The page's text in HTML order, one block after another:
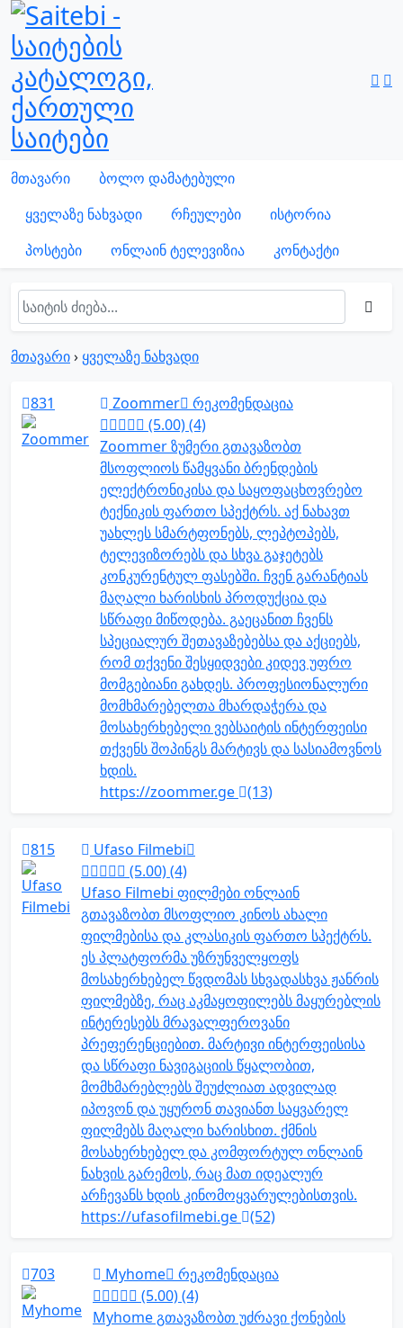
მთავარი
ბოლო დამატებული
ყველაზე ნახვადი
რჩეულები
ისტორია
პოსტები
ონლაინ ტელევიზია კონტაქტი
მთავარი› ყველაზე ნახვადი
831 Zoommer
რეკომენდაცია
(5.00) (4)
Zoommer ზუმერი გთავაზობთ
მსოფლიოს წამყვანი ბრენდების
ელექტრონიკისა და საყოფაცხოვრებო
ტექნიკის ფართო სპექტრს. აქ ნახავთ
უახლეს სმარტფონებს, ლეპტოპებს,
ტელევიზორებს და სხვა გაჯეტებს
კონკურენტულ ფასებში. ჩვენ გარანტიას
მაღალი ხარისხის პროდუქცია და
სწრაფი მიწოდება. გაეცანით ჩვენს
სპეციალურ შეთავაზებებსა და აქციებს,
რომ თქვენი შესყიდვები კიდევ უფრო
მომგებიანი გახდეს. პროფესიონალური
მომხმარებელთა მხარდაჭერა და
მოსახერხებელი ვებსაიტის ინტერფეისი
თქვენს შოპინგს მარტივს და სასიამოვნოს
ხდის.
https://zoommer.ge
(13)
815
Ufaso Filmebi
(5.00) (4)
Ufaso Filmebi ფილმები ონლაინ
გთავაზობთ მსოფლიო კინოს ახალი
ფილმებისა და კლასიკის ფართო სპექტრს.
ეს პლატფორმა უზრუნველყოფს
მოსახერხებელ წვდომას სხვადასხვა ჟანრის
ფილმებზე, რაც აკმაყოფილებს მაყურებლის
ინტერესებს მრავალფეროვანი
პრეფერენციებით. მარტივი ინტერფეისისა
და სწრაფი ნავიგაციის წყალობით,
მომხმარებლებს შეუძლიათ ადვილად
იპოვონ და უყურონ თავიანთ საყვარელ
ფილმებს მაღალი ხარისხით. ქმნის
მოსახერხებელ და კომფორტულ ონლაინ
ნახვის გარემოს, რაც მათ იდეალურ
არჩევანს ხდის კინომოყვარულებისთვის.
https://ufasofilmebi.ge
(52)
703 Myhome
რეკომენდაცია
(5.00) (4)
Myhome გთავაზობთ უძრავი ქონების